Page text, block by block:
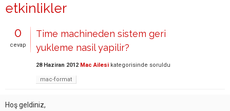
etkinlikler
0
cevap
Time machineden sistem geri
yukleme nasil yapilir?
28 Haziran 2012 Mac Ailesi kategorisinde soruldu
mac-format
Hoş geldiniz,